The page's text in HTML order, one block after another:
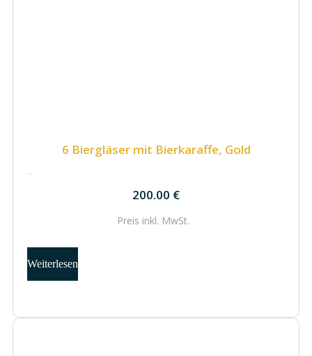
6 Biergläser mit Bierkaraffe, Gold
200.00 €
200.00 €
Preis inkl. MwSt.
Weiterlesen